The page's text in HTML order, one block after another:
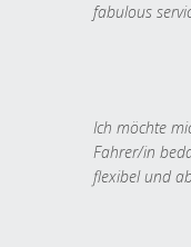
fabulous
Ich möchte
Fahrer/in
flexibel und